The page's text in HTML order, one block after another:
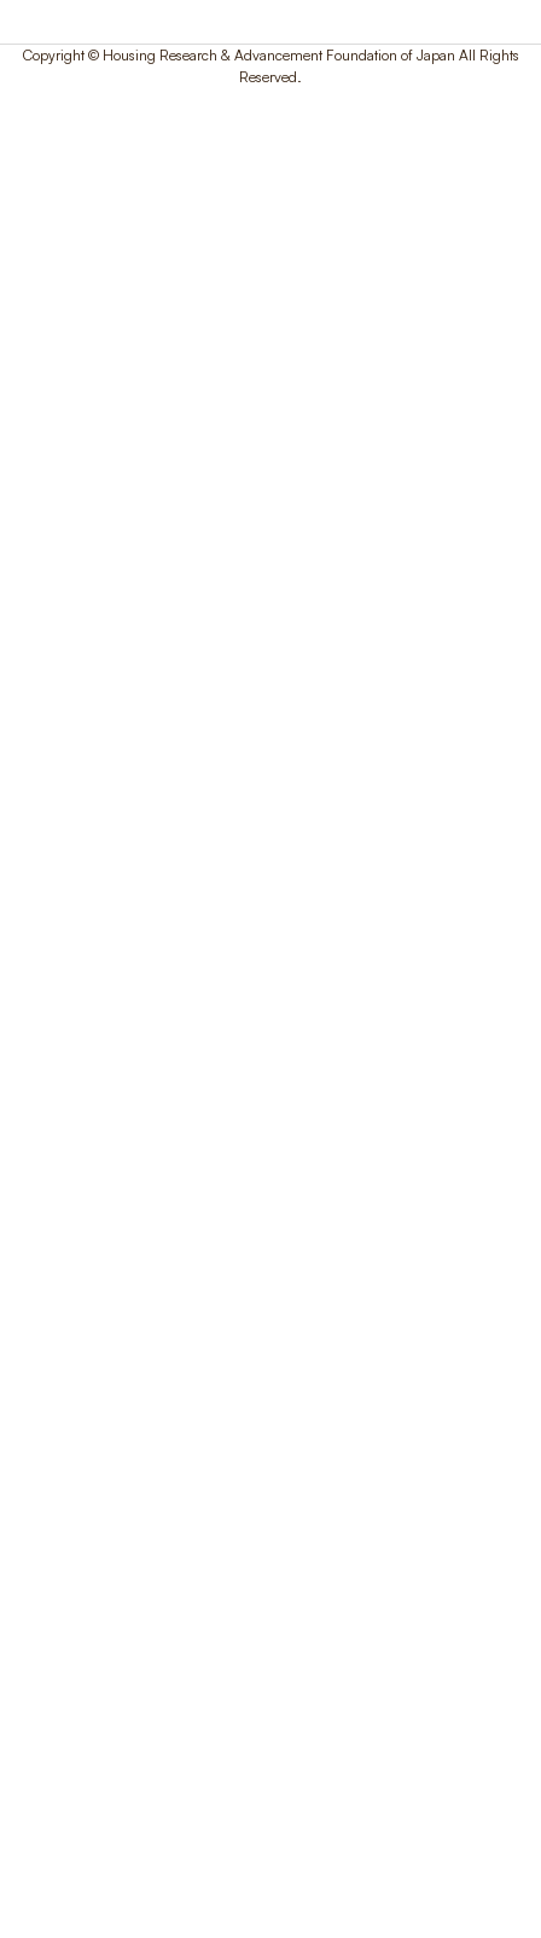
Copyright © Housing Research & Advancement Foundation of Japan All Rights
Reserved.